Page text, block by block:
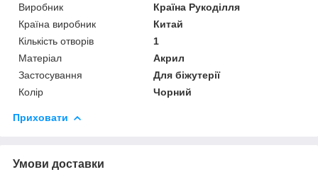
Виробник
Країна Рукоділля
Країна виробник
Китай
Кількість отворів
1
Матеріал
Акрил
Застосування
Для біжутерії
Колір
Чорний
Приховати
Умови доставки